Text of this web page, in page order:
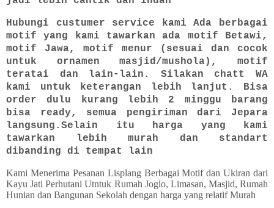
Hubungi custumer service kami Ada berbagai
motif yang kami tawarkan ada motif Betawi,
motif Jawa, motif menur (sesuai dan cocok
untuk ornamen masjid/mushola), motif
teratai dan lain-lain. Silakan chatt WA
kami untuk keterangan lebih lanjut. Bisa
order dulu kurang lebih 2 minggu barang
bisa ready, semua pengiriman dari Jepara
langsung.Selain itu harga yang kami
tawarkan lebih murah dan standart
dibanding di tempat lain
Kami Menerima Pesanan Lisplang Berbagai Motif dan Ukiran dari
Kayu Jati Perhutani Utntuk Rumah Joglo, Limasan, Masjid, Rumah
Hunian dan Bangunan Sekolah dengan harga yang relatif Murah